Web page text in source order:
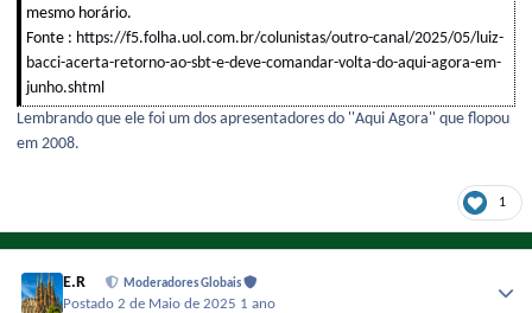
mesmo horário.
Fonte : https://f5.folha.uol.com.br/colunistas/outro-canal/2025/05/luiz-
bacci-acerta-retorno-ao-sbt-e-deve-comandar-volta-do-aqui-agora-em-
junho.shtml
Lembrando que ele foi um dos apresentadores do ''Aqui Agora'' que flopou
em 2008.
1
E.R Moderadores Globais
Postado2 de Maio de 2025 1 ano